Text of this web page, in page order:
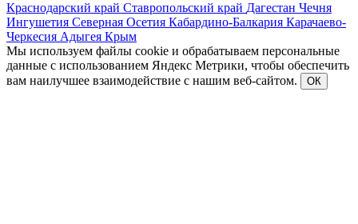
Краснодарский край Ставропольский край Дагестан Чечня
Ингушетия Северная Осетия Кабардино-Балкария Карачаево-
Черкесия Адыгея Крым
Мы используем файлы cookie и обрабатываем персональные
данные с использованием Яндекс Метрики, чтобы обеспечить
вам наилучшее взаимодействие с нашим веб-сайтом.
ОК